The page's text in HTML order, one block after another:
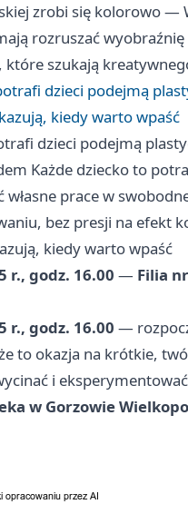
zrobi się kolorowo —
rozruszać
szukają
dzieci podejmą
kiedy warto wpaść
dzieci podejmą
Każde dziecko to
własne prace w
bez presji na efekt
kiedy warto wpaść
r., godz. 16.00 — Filia
r., godz. 16.00 —
to okazja na krótkie,
i
w Gorzowie